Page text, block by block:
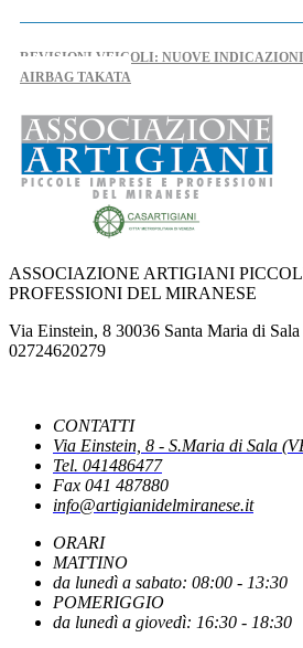
REVISIONI VEICOLI: NUOVE
AIRBAG TAKATA
AL VIA IL TAVOLO REGIONALE PER
NUOVO DPCM AUTOMOTIVE:
COMUNICAZIONI DI CONFERMA DEGLI
DALL'INTELLIGENZA ARTIFICIALE
PUBBLICATO IL DECRETO CHE
LA PAUSA ESTIVA DEL FISCO
ASSOCIAZIONE ARTIGIANI
PROFESSIONI DEL MIRANESE
Via Einstein, 8 30036 Santa Maria di
02724620279
CONTATTI
Via Einstein, 8 - S.Maria di Sala
Tel. 041486477
Fax 041 487880
info@artigianidelmiranese.it
ORARI
MATTINO
da lunedì a sabato: 08:00 - 13:30
POMERIGGIO
da lunedì a giovedì: 16:30 - 18:30